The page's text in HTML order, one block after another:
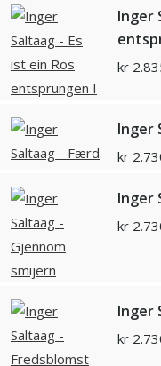
Inger
kr
Inger
kr
Inger
kr
Inger
kr